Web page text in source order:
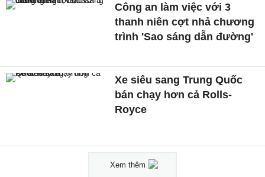
Công an làm việc với 3
thanh niên cợt nhả chương
trình 'Sao sáng dẫn đường'
Xe siêu sang Trung Quốc
bán chạy hơn cả Rolls-
Royce
Xem thêm